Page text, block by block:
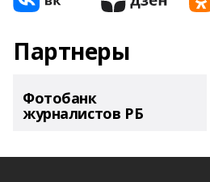
Партнеры
Фотобанк
журналистов РБ